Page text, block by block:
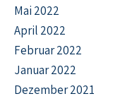
Mai 2022
April 2022
Februar 2022
Januar 2022
Dezember 2021